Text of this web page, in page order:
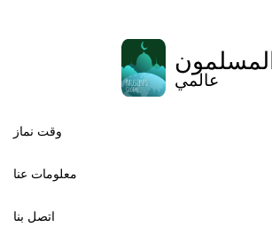
عالمي
وقت نماز
معلومات عنا
اتصل بنا